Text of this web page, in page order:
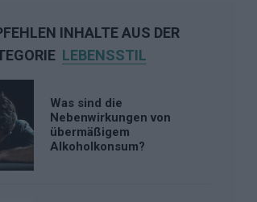
INHALTE AUS DER
LEBENSSTIL
Was sind die
Nebenwirkungen von
übermäßigem
Alkoholkonsum?